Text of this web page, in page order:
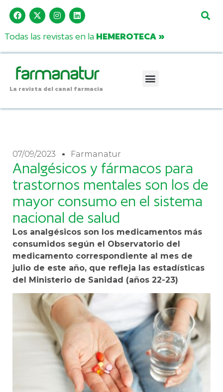
Todas las revistas en la HEMEROTECA »
La revista del canal farmacia
07/09/2023 Farmanatur
Analgésicos y fármacos para
trastornos mentales son los de
mayor consumo en el sistema
nacional de salud
Los analgésicos son los medicamentos más
consumidos según el Observatorio del
medicamento correspondiente al mes de
julio de este año, que refleja las estadísticas
del Ministerio de Sanidad (años 22-23)